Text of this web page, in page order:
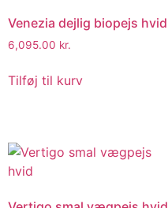
Venezia dejlig biopejs hvid
6,095.00 kr.
Tilføj til kurv